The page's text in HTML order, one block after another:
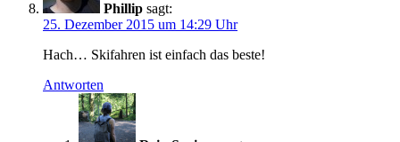
Phillip sagt:
25. Dezember 2015 um 14:29 Uhr
Hach… Skifahren ist einfach das beste!
Antworten